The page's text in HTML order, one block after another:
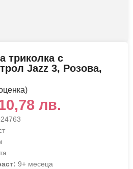
триколка с
Jazz 3, Розова,
лв.
9+ месеца